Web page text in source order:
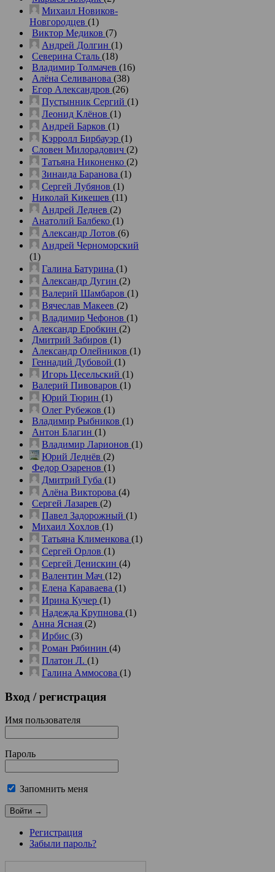
Михаил Новиков-
Новгородцев (1)
Виктор Медиков (7)
Андрей Долгин (1)
Северина Сталь (18)
Владимир Толмачев (16)
Алёна Селиванова (38)
Егор Александров (26)
Пустынник Сергий (1)
Леонид Клёнов (1)
Андрей Барков (1)
Кэрролл Бирбауэр (1)
Словен Милорадович (2)
Татьяна Никоненко (2)
Зинаида Баранова (1)
Сергей Лубянов (1)
Николай Кикешев (11)
Андрей Леднев (2)
Анатолий Балбеко (1)
Александр Лотов (6)
Андрей Черноморский
(1)
Галина Батурина (1)
Александр Дугин (2)
Валерий Шамбаров (1)
Вячеслав Макеев (2)
Владимир Чефонов (1)
Александр Еробкин (2)
Дмитрий Забиров (1)
Александр Олейников (1)
Геннадий Дубовой (1)
Игорь Цесельский (1)
Валерий Пивоваров (1)
Юрий Тюрин (1)
Олег Рубежов (1)
Владимир Рыбников (1)
Антон Благин (1)
Владимир Ларионов (1)
Юрий Леднёв (2)
Федор Озаренов (1)
Дмитрий Губа (1)
Алёна Викторова (4)
Сергей Лазарев (2)
Павел Задорожный (1)
Михаил Хохлов (1)
Татьяна Клименкова (1)
Сергей Орлов (1)
Сергей Денискин (4)
Валентин Мач (12)
Елена Караваева (1)
Ирина Кучер (1)
Надежда Крупнова (1)
Анна Ясная (2)
Ирбис (3)
Роман Рябинин (4)
Платон Л. (1)
Галина Аммосова (1)
Вход / регистрация
Имя пользователя
Пароль
Запомнить меня
Регистрация
Забыли пароль?